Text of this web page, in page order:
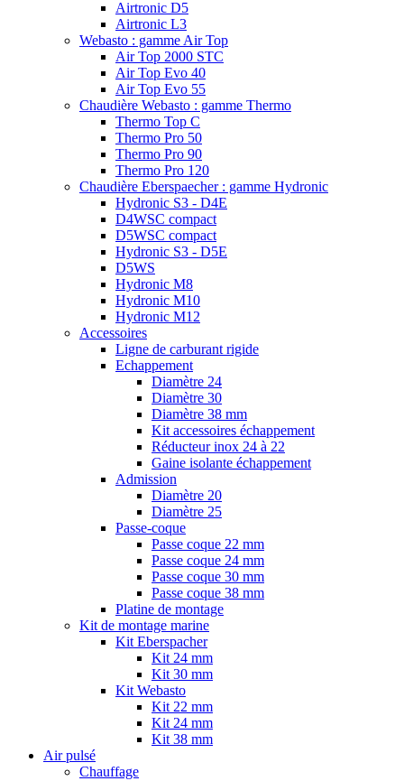
Airtronic D5
Airtronic L3
Webasto : gamme Air Top
Air Top 2000 STC
Air Top Evo 40
Air Top Evo 55
Chaudière Webasto : gamme Thermo
Thermo Top C
Thermo Pro 50
Thermo Pro 90
Thermo Pro 120
Chaudière Eberspaecher : gamme Hydronic
Hydronic S3 - D4E
D4WSC compact
D5WSC compact
Hydronic S3 - D5E
D5WS
Hydronic M8
Hydronic M10
Hydronic M12
Accessoires
Ligne de carburant rigide
Echappement
Diamètre 24
Diamètre 30
Diamètre 38 mm
Kit accessoires échappement
Réducteur inox 24 à 22
Gaine isolante échappement
Admission
Diamètre 20
Diamètre 25
Passe-coque
Passe coque 22 mm
Passe coque 24 mm
Passe coque 30 mm
Passe coque 38 mm
Platine de montage
Kit de montage marine
Kit Eberspacher
Kit 24 mm
Kit 30 mm
Kit Webasto
Kit 22 mm
Kit 24 mm
Kit 38 mm
Air pulsé
Chauffage